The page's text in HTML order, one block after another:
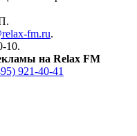
fm.ru.
10.
на Relax FM
921-40-41